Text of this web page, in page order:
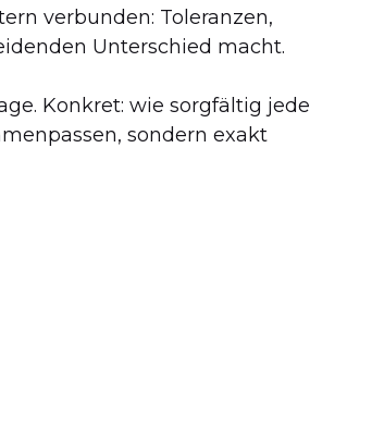
verbunden: Toleranzen,
Unterschied macht.
Konkret: wie sorgfältig jede
sondern exakt